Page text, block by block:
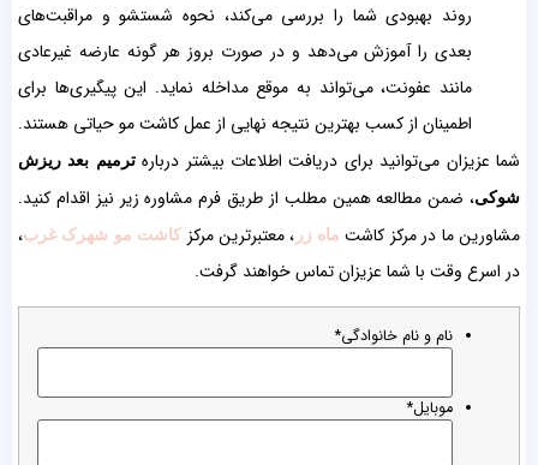
روند بهبودی شما را بررسی می‌کند، نحوه شستشو و مراقبت‌های
بعدی را آموزش می‌دهد و در صورت بروز هر گونه عارضه غیرعادی
مانند عفونت، می‌تواند به موقع مداخله نماید. این پیگیری‌ها برای
اطمینان از کسب بهترین نتیجه نهایی از عمل کاشت مو حیاتی هستند.
شما عزیزان می‌توانید برای دریافت اطلاعات بیشتر دربارهترمیم بعد ریزش
شوکی، ضمن مطالعه همین مطلب از طریق فرم مشاوره زیر نیز اقدام کنید.
مشاورین ما در مرکز کاشت ماه زر ، معتبرترین مرکز کاشت مو شهرک غرب،
در اسرع وقت با شما عزیزان تماس خواهند گرفت.
نام و نام خانوادگی*
موبایل*